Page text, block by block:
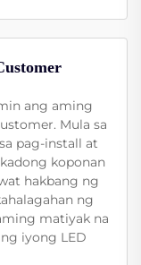
ang aming
Mula sa
pag-install at
koponan
hakbang ng
ng
matiyak na
iyong LED